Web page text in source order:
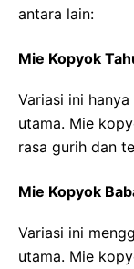
antara lain:
Mie Kopyok
Variasi ini
utama. Mie
rasa gurih dan
Mie Kopyok
Variasi ini
utama. Mie